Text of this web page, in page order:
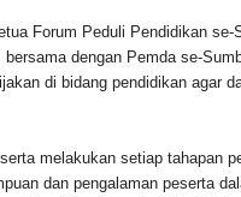
Forum Peduli Pendidikan
dengan Pemda se-
di bidang pendidikan agar
melakukan setiap tahapan
dan pengalaman peserta